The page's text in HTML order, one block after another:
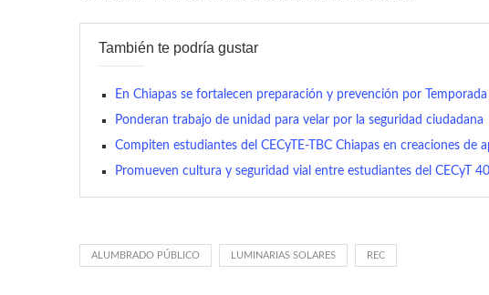
También te podría gustar
En Chiapas se fortalecen preparación y prevención por
Ponderan trabajo de unidad para velar por la seguridad ciudadana
Compiten estudiantes del CECyTE-TBC Chiapas en creaciones de
Promueven cultura y seguridad vial entre estudiantes del CECyT
ALUMBRADO PÚBLICO LUMINARIAS SOLARES REC